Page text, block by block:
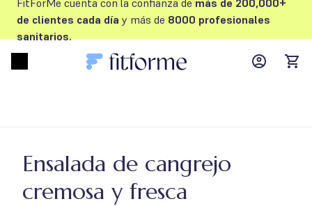
FitForMe cuenta con la confianza de más de 200,000+
de clientes cada día y más de 8000 profesionales
sanitarios.
MyFFM
Ensalada de cangrejo
cremosa y fresca